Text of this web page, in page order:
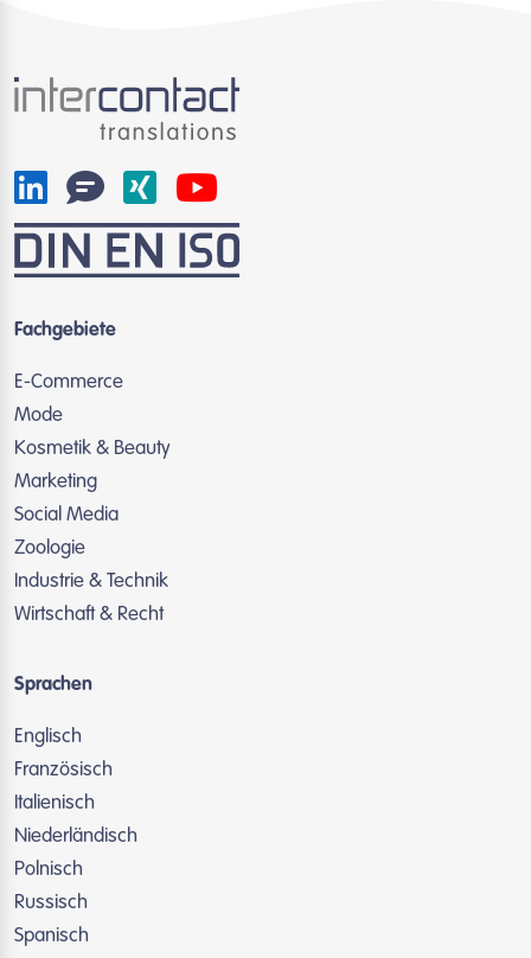
Fachgebiete
E-Commerce
Mode
Kosmetik & Beauty
Marketing
Social Media
Zoologie
Industrie & Technik
Wirtschaft & Recht
Sprachen
Englisch
Französisch
Italienisch
Niederländisch
Polnisch
Russisch
Spanisch